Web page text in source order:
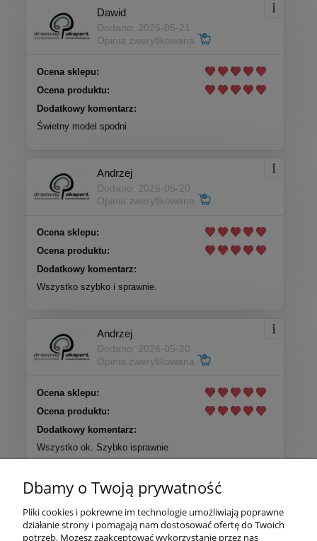
Dawid
Dodano: 2026-05-21
Opinia zweryfikowana
Ocena sklepu:
Ocena produktu:
Dodatkowy komentarz:
Świetny model spodni
Andrzej
Dodano: 2026-05-20
Opinia zweryfikowana
Ocena sklepu:
Ocena produktu:
Dodatkowy komentarz:
Wszystko szybko i sprawnie.
Andrzej
Dodano: 2026-05-20
Opinia zweryfikowana
Ocena sklepu:
Ocena produktu:
Dodatkowy komentarz:
Wszystko ok. Szybko isprawnie
Więcej opinii
Pomoc
Dbamy o Twoją prywatność
Pliki cookies i pokrewne im technologie umożliwiają poprawne
działanie strony i pomagają nam dostosować ofertę do Twoich
potrzeb. Możesz zaakceptować wykorzystanie przez nas